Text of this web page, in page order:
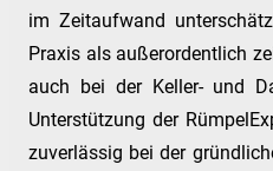
im Zeitaufwand
Praxis als außerordentlich
auch bei der Keller- und
Unterstützung der
zuverlässig bei der